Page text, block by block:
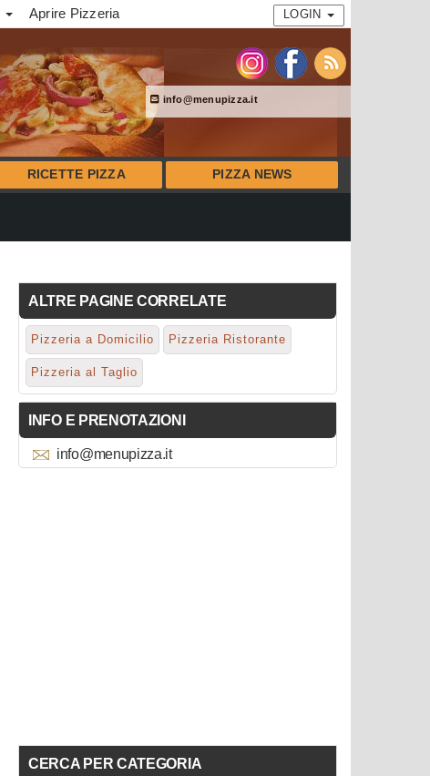
Aprire Pizzeria LOGIN
info@menupizza.it
RICETTE PIZZA PIZZA NEWS
ALTRE PAGINE CORRELATE
Pizzeria a Domicilio Pizzeria Ristorante
Pizzeria al Taglio
INFO E PRENOTAZIONI
info@menupizza.it
CERCA PER CATEGORIA